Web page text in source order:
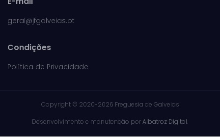
geral@jfgalveias.pt
Condições
Política de Privacidade
Copyright © 2020-2026 Freguesia de Galveias
Desenvolvimento e manutenção porAlbatroz Digital.